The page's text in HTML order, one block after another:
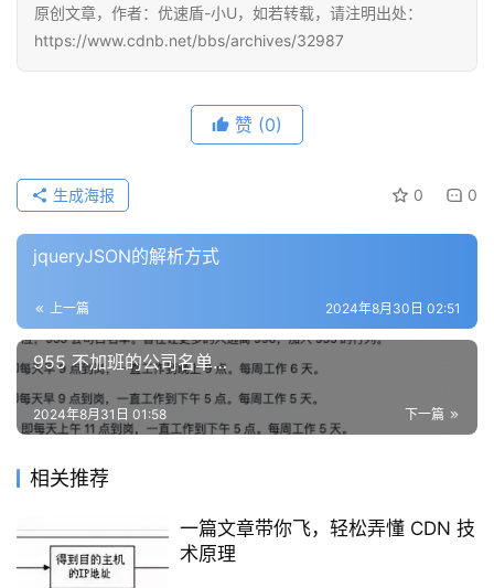
告
问
答
社
区
速
原创文章，作者：优速盾-小U，如若转载，请注明出处：
https://www.cdnb.net/bbs/archives/32987
赞 (0)
0 0
生成海报
jqueryJSON的解析方式
上一篇 2024年8月30日 02:51
955 不加班的公司名单…
下一篇
2024年8月31日 01:58
相关推荐
一篇文章带你飞，轻松弄懂 CDN 技
术原理